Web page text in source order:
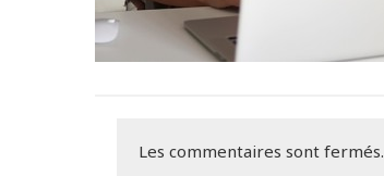
Les commentaires sont fermés.